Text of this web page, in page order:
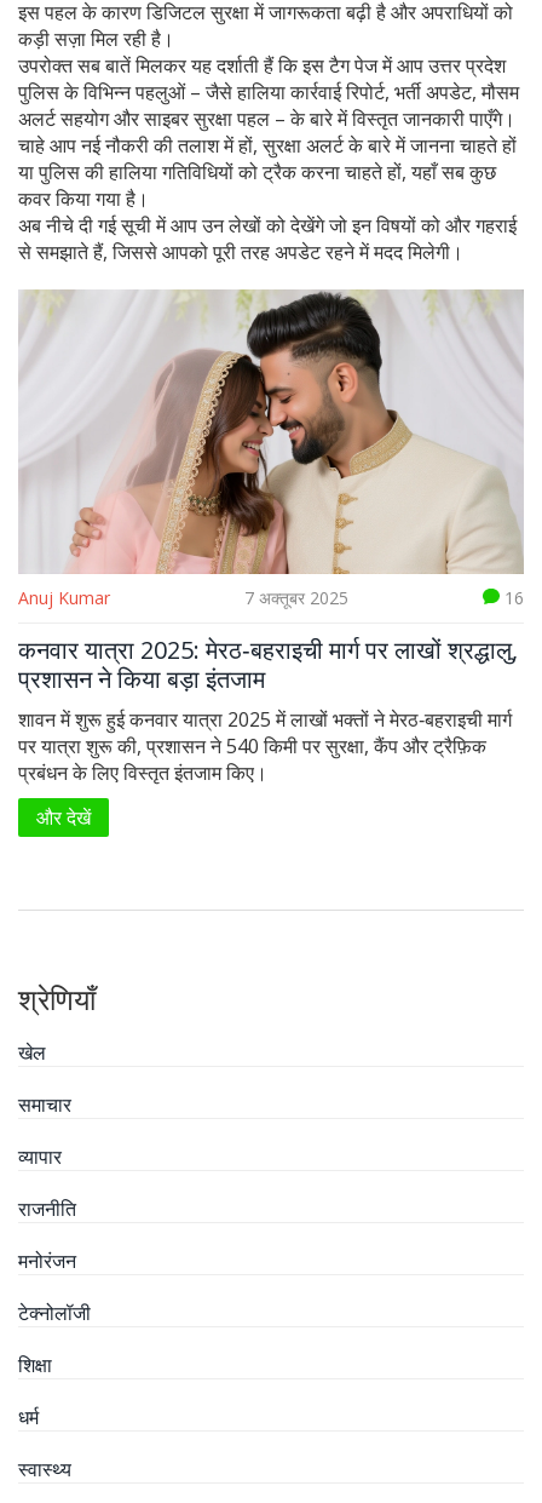
इस पहल के कारण डिजिटल सुरक्षा में जागरूकता बढ़ी है और अपराधियों को
कड़ी सज़ा मिल रही है।
उपरोक्त सब बातें मिलकर यह दर्शाती हैं कि इस टैग पेज में आप उत्तर प्रदेश
पुलिस के विभिन्न पहलुओं – जैसे हालिया कार्रवाई रिपोर्ट, भर्ती अपडेट, मौसम
अलर्ट सहयोग और साइबर सुरक्षा पहल – के बारे में विस्तृत जानकारी पाएँगे।
चाहे आप नई नौकरी की तलाश में हों, सुरक्षा अलर्ट के बारे में जानना चाहते हों
या पुलिस की हालिया गतिविधियों को ट्रैक करना चाहते हों, यहाँ सब कुछ
कवर किया गया है।
अब नीचे दी गई सूची में आप उन लेखों को देखेंगे जो इन विषयों को और गहराई
से समझाते हैं, जिससे आपको पूरी तरह अपडेट रहने में मदद मिलेगी।
Anuj Kumar 7 अक्तूबर 2025 16
कनवार यात्रा 2025: मेरठ‑बहराइची मार्ग पर लाखों श्रद्धालु,
प्रशासन ने किया बड़ा इंतजाम
शावन में शुरू हुई कनवार यात्रा 2025 में लाखों भक्तों ने मेरठ‑बहराइची मार्ग
पर यात्रा शुरू की, प्रशासन ने 540 किमी पर सुरक्षा, कैंप और ट्रैफ़िक
प्रबंधन के लिए विस्तृत इंतजाम किए।
और देखें
श्रेणियाँ
खेल
समाचार
व्यापार
राजनीति
मनोरंजन
टेक्नोलॉजी
शिक्षा
धर्म
स्वास्थ्य